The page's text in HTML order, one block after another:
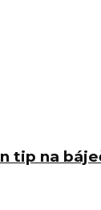
tip na